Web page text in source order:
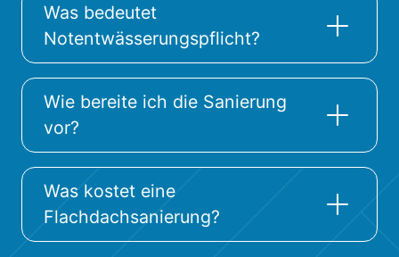
Was bedeutet
Notentwässerungspflicht?
Wie bereite ich die Sanierung
vor?
Was kostet eine
Flachdachsanierung?